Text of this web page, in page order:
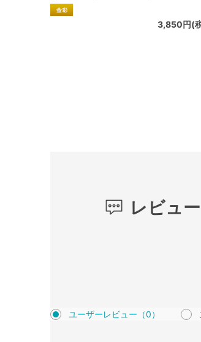
3,850円(
レビュー
ユーザーレビュー （0）